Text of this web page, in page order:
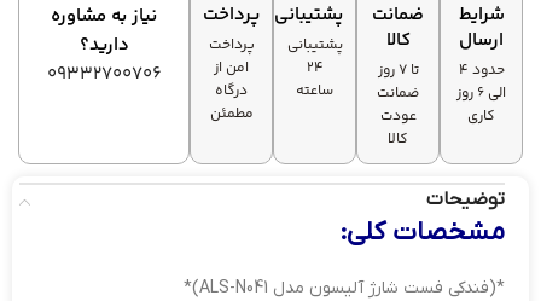
2 عدد
شرایط
ارسال
حدود 4
الی 6 روز
کاری
ضمانت
کالا
تا ۷ روز
ضمانت
عودت
کالا
پشتیبانی
پشتیبانی
۲۴
ساعته
پرداخت
پرداخت
امن از
درگاه
مطمئن
نیاز به مشاوره
دارید؟
09332700706
توضیحات
مشخصات کلی:
*(فندکی فست شارژ آلیسون مدل ALS-N041)*